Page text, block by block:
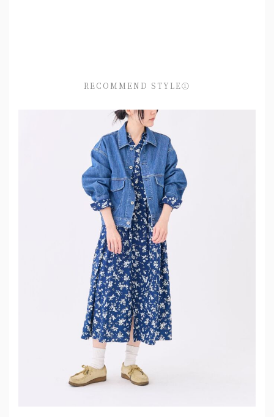
RECOMMEND STYLE①